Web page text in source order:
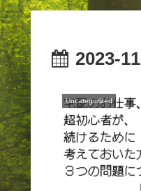
2023-11
Uncategorized